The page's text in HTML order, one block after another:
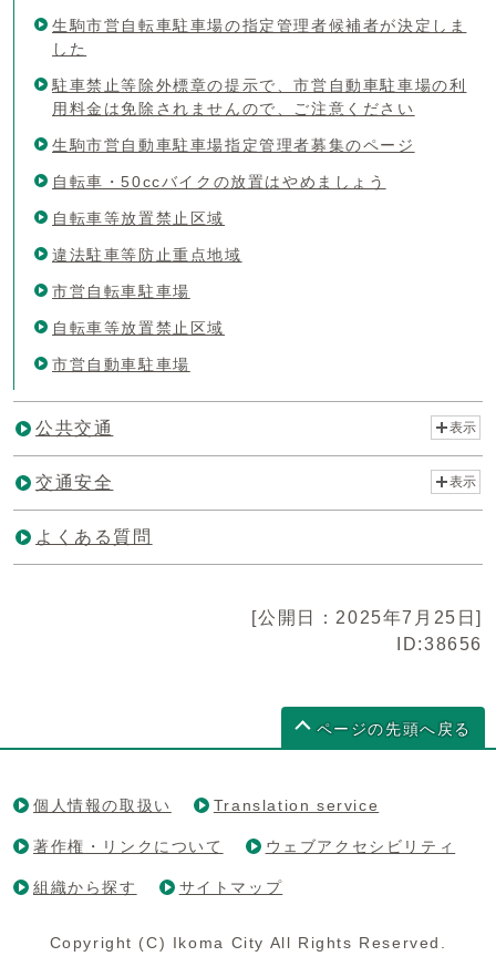
生駒市営自転車駐車場の指定管理者候補者が決定しま
した
駐車禁止等除外標章の提示で、市営自動車駐車場の利
用料金は免除されませんので、ご注意ください
生駒市営自動車駐車場指定管理者募集のページ
自転車・50ccバイクの放置はやめましょう
自転車等放置禁止区域
違法駐車等防止重点地域
市営自転車駐車場
自転車等放置禁止区域
市営自動車駐車場
公共交通 表示
交通安全 表示
よくある質問
[公開日：2025年7月25日]
ID:38656
ページの先頭へ戻る
個人情報の取扱い Translation service
著作権・リンクについて ウェブアクセシビリティ
組織から探す サイトマップ
Copyright (C) Ikoma City All Rights Reserved.